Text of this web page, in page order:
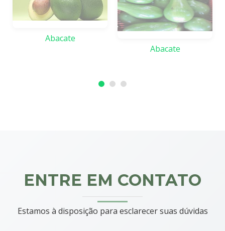
Abacate
Abacate
ENTRE EM CONTATO
Estamos à disposição para esclarecer suas dúvidas